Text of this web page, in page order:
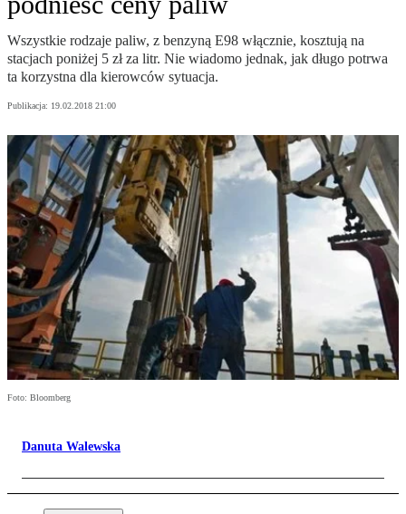
Wszystkie rodzaje paliw, z benzyną E98 włącznie, kosztują na
stacjach poniżej 5 zł za litr. Nie wiadomo jednak, jak długo potrwa
ta korzystna dla kierowców sytuacja.
Publikacja: 19.02.2018 21:00
Foto: Bloomberg
Danuta Walewska